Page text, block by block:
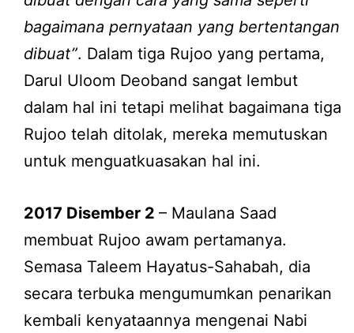
bagaimana pernyataan yang bertentangan
dibuat”. Dalam tiga Rujoo yang pertama,
Darul Uloom Deoband sangat lembut
dalam hal ini tetapi melihat bagaimana tiga
Rujoo telah ditolak, mereka memutuskan
untuk menguatkuasakan hal ini.
2017 Disember 2 – Maulana Saad
membuat Rujoo awam pertamanya.
Semasa Taleem Hayatus-Sahabah, dia
secara terbuka mengumumkan penarikan
kembali kenyataannya mengenai Nabi